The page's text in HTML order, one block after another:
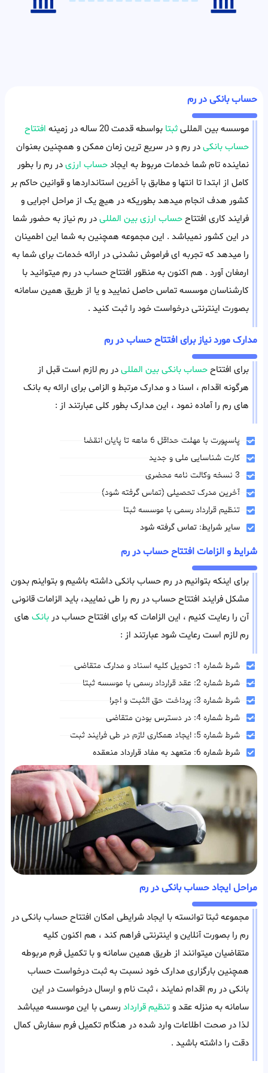
حساب بانکی در رم
موسسه بین المللیثبتا بواسطه قدمت 20 ساله در زمینه
افتتاح
حساب بانکیدر رم و در سریع ترین زمان ممکن و همچنین بعنوان
نماینده تام شما خدمات مربوط به ایجادحساب ارزیدر رم را بطور
کامل از ابتدا تا انتها و مطابق با آخرین استانداردها و قوانین حاکم بر
کشور هدف انجام میدهد بطوریکه در هیچ یک از مراحل اجرایی و
فرایند کاری افتتاححساب ارزی بین المللیدر رم نیاز به حضور شما
در این کشور نمیباشد . این مجموعه همچنین به شما این اطمینان
را میدهد که تجربه ای فراموش نشدنی در ارائه خدمات برای شما به
ارمغان آورد . هم اکنون به منظور افتتاح حساب در رم میتوانید با
کارشناسان موسسه تماس حاصل نمایید و یا از طریق همین سامانه
بصورت اینترنتی درخواست خود را ثبت کنید .
مدارک مورد نیاز برای افتتاح حساب در رم
برای افتتاححساب بانکی بین المللیدر رم لازم است قبل از
هرگونه اقدام ، اسنا د و مدارک مرتبط و الزامی برای ارائه به بانک
های رم را آماده نمود ، این مدارک بطور کلی عبارتند از :
پاسپورت با مهلت حداقل 6 ماهه تا پایان انقضا
کارت شناسایی ملی و جدید
3 نسخه وکالت نامه محضری
آخرین مدرک تحصیلی (تماس گرفته شود)
تنظیم قرارداد رسمی با موسسه ثبتا
سایر شرایط: تماس گرفته شود
شرایط و الزامات افتتاح حساب در رم
برای اینکه بتوانیم در رم حساب بانکی داشته باشیم و بتواینم بدون
مشکل فرایند افتتاح حساب در رم را طی نمایید، باید الزامات قانونی
آن را رعایت کنیم ، این الزامات که برای افتتاح حساب در بانک های
رم لازم است رعایت شود عبارتند از :
شرط شماره 1: تحویل کلیه اسناد و مدارک متقاضی
شرط شماره 2: عقد قرارداد رسمی با موسسه ثبتا
شرط شماره 3: پرداخت حق الثبت و اجرا
شرط شماره 4: در دسترس بودن متقاضی
شرط شماره 5: ایجاد همکاری لازم در طی فرایند ثبت
شرط شماره 6: متعهد به مفاد قرارداد منعقده
مراحل ایجاد حساب بانکی در رم
مجموعه ثبتا توانسته با ایجاد شرایطی امکان افتتاح حساب بانکی در
رم را بصورت آنلاین و اینترنتی فراهم کند ، هم اکنون کلیه
متقاضیان میتوانند از طریق همین سامانه و با تکمیل فرم مربوطه
همچنین بارگزاری مدارک خود نسبت به ثبت درخواست حساب
بانکی در رم اقدام نمایند ، ثبت نام و ارسال درخواست در این
سامانه به منزله عقد وتنظیم قرارداد رسمی با این موسسه میباشد
لذا در صحت اطلاعات وارد شده در هنگام تکمیل فرم سفارش کمال
دقت را داشته باشید .